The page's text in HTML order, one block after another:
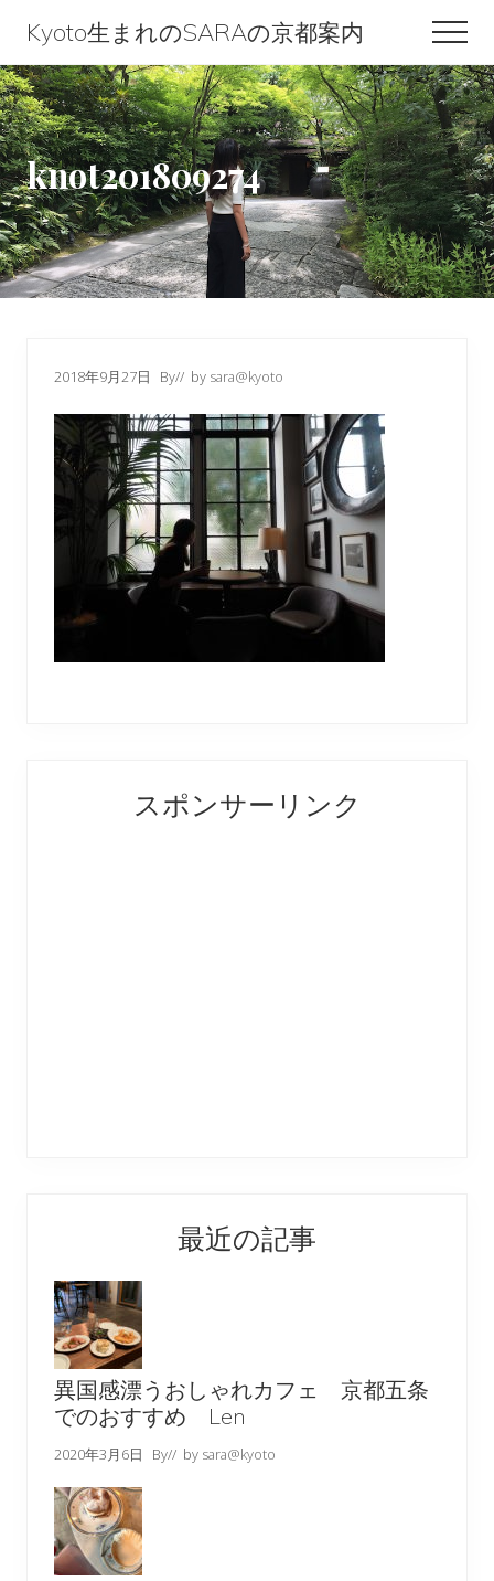
content
primary
sidebar
footer
Kyoto生まれのSARAの京都案内
Kyoto
生
ま
れ
の
SARA
の
knot201809274
2018年9月27日 By// by sara@kyoto
Interactions
Sidebarスポンサーリンク
最近の記事
異国感漂うおしゃれカフェ 京都五条
でのおすすめ Len
2020年3月6日 By// by sara@kyoto